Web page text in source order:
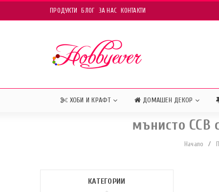
ПРОДУКТИ БЛОГ ЗА НАС КОНТАКТИ
ХОБИ И КРАФТ ДОМАШЕН ДЕКОР
мънисто ССВ
Начало /
КАТЕГОРИИ